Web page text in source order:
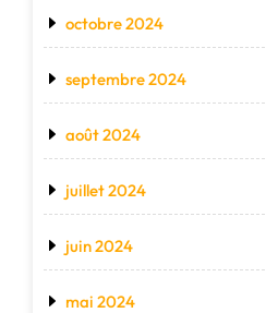
octobre 2024
septembre 2024
août 2024
juillet 2024
juin 2024
mai 2024